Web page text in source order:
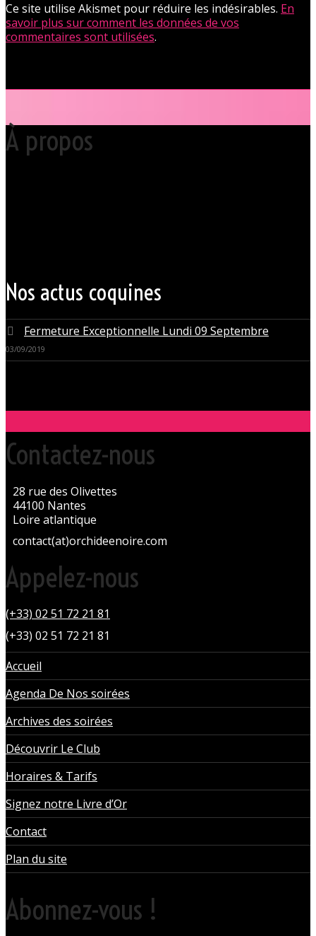
Ce site utilise Akismet pour réduire les indésirables. En
savoir plus sur comment les données de vos
commentaires sont utilisées.
À propos
Nos actus coquines
Fermeture Exceptionnelle Lundi 09 Septembre
03/09/2019
Contactez-nous
28 rue des Olivettes
44100 Nantes
Loire atlantique
contact(at)orchideenoire.com
Appelez-nous
(+33) 02 51 72 21 81
(+33) 02 51 72 21 81
Accueil
Agenda De Nos soirées
Archives des soirées
Découvrir Le Club
Horaires & Tarifs
Signez notre Livre d’Or
Contact
Plan du site
Abonnez-vous !